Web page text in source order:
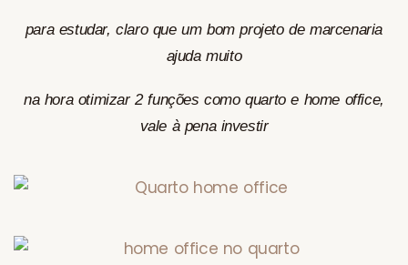
para estudar, claro que um bom projeto de marcenaria
ajuda muito
na hora otimizar 2 funções como quarto e home office,
vale à pena investir